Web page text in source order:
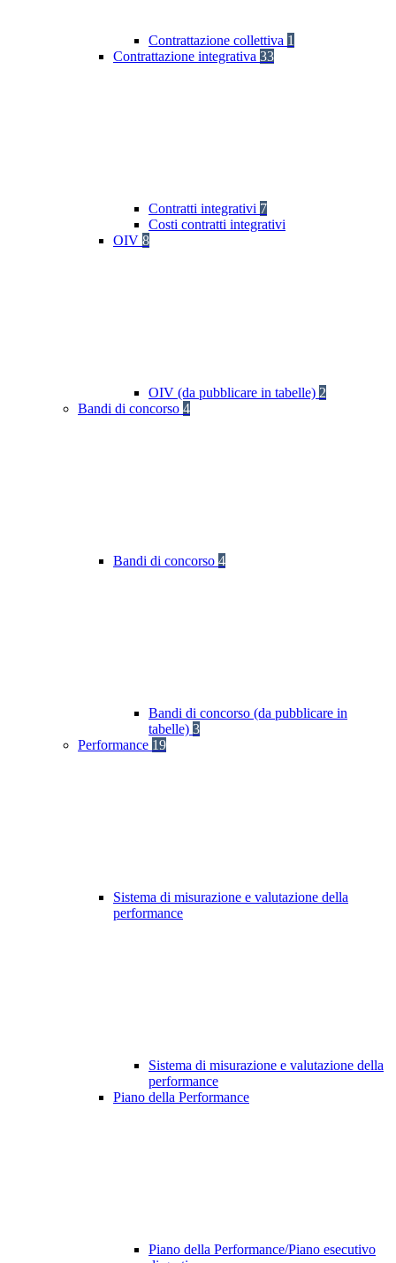
Contrattazione collettiva 1
Contrattazione integrativa 33
Contratti integrativi 7
Costi contratti integrativi
OIV 8
OIV (da pubblicare in tabelle) 2
Bandi di concorso 4
Bandi di concorso 4
Bandi di concorso (da pubblicare in
tabelle) 3
Performance 19
Sistema di misurazione e valutazione della
performance
Sistema di misurazione e valutazione della
performance
Piano della Performance
Piano della Performance/Piano esecutivo